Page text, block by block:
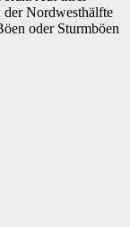
der Nordwesthälfte
oder Sturmböen